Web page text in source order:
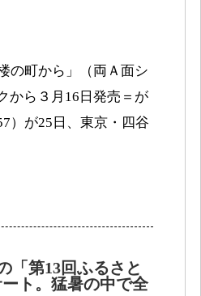
の町から」（両Ａ面シ
から３月16日発売＝が
）が25日、東京・四谷
「第13回ふるさと
ト。猛暑の中で全